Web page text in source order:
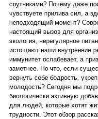
спутниками? Почему даже
чувствуете прилива сил, а
неподходящий момент?
настоящий вызов для
экология, нерегулярное
истощают наши внутренние
иммунитет ослабевает, а
заметнее. Но что, если
вернуть себе бодрость,
молодость? Сегодня мы
биологически активную
для людей, которые хотят
трудности. Этот обзор